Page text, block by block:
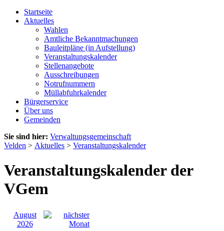
Startseite
Aktuelles
Wahlen
Amtliche Bekanntmachungen
Bauleitpläne (in Aufstellung)
Veranstaltungskalender
Stellenangebote
Ausschreibungen
Notrufnummern
Müllabfuhrkalender
Bürgerservice
Über uns
Gemeinden
Sie sind hier: Verwaltungsgemeinschaft
Velden > Aktuelles > Veranstaltungskalender
Veranstaltungskalender der
VGem
August
2026